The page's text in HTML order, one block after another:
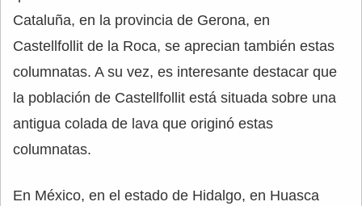
Cataluña, en la provincia de Gerona, en
Castellfollit de la Roca, se aprecian también estas
columnatas. A su vez, es interesante destacar que
la población de Castellfollit está situada sobre una
antigua colada de lava que originó estas
columnatas.
En México, en el estado de Hidalgo, en Huasca